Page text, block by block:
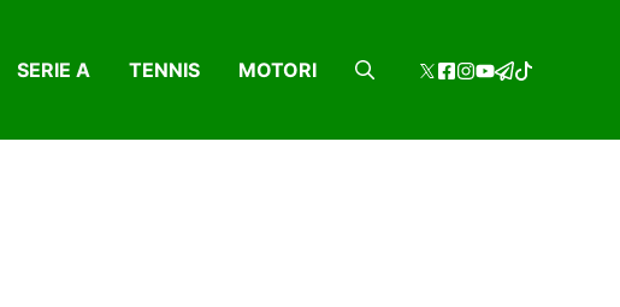
SERIE A TENNIS MOTORI